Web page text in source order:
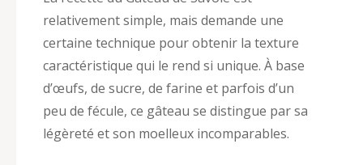
relativement simple, mais demande une
certaine technique pour obtenir la texture
caractéristique qui le rend si unique. À base
d’œufs, de sucre, de farine et parfois d’un
peu de fécule, ce gâteau se distingue par sa
légèreté et son moelleux incomparables.